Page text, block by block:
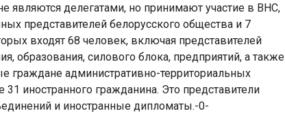
являются делегатами, но принимают участие в ВНС,
представителей белорусского общества и 7
входят 68 человек, включая представителей
образования, силового блока, предприятий, а также
граждане административно-территориальных
иностранного гражданина. Это представители
и иностранные дипломаты.-0-